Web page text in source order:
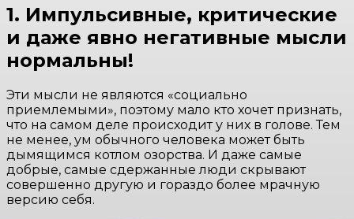
1. Импульсивные, критические
и даже явно негативные мысли
нормальны!
Эти мысли не являются «социально
приемлемыми», поэтому мало кто хочет признать,
что на самом деле происходит у них в голове. Тем
не менее, ум обычного человека может быть
дымящимся котлом озорства. И даже самые
добрые, самые сдержанные люди скрывают
совершенно другую и гораздо более мрачную
версию себя.